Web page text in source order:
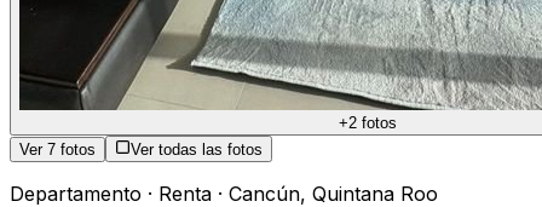
+2 fotos
Ver 7 fotos Ver todas las fotos
Departamento · Renta · Cancún, Quintana Roo